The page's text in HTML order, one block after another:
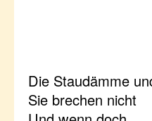
Die Staudämme
Sie brechen nicht